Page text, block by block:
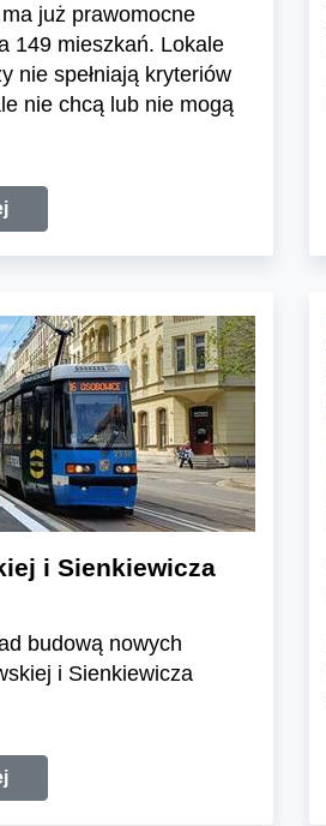
już prawomocne
149 mieszkań. Lokale
nie spełniają kryteriów
nie chcą lub nie mogą
i Sienkiewicza
budową nowych
i Sienkiewicza